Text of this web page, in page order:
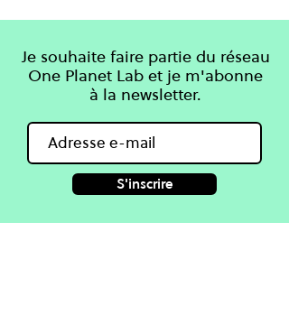
Je souhaite faire partie du réseau
One Planet Lab et je m'abonne
à la newsletter.
S'inscrire